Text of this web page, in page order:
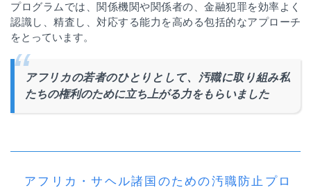
プログラムでは、関係機関や関係者の、金融犯罪を効率よく
認識し、精査し、対応する能力を高める包括的なアプローチ
をとっています。
アフリカの若者のひとりとして、汚職に取り組み私
たちの権利のために立ち上がる力をもらいました
アフリカ・サヘル諸国のための汚職防止プロ